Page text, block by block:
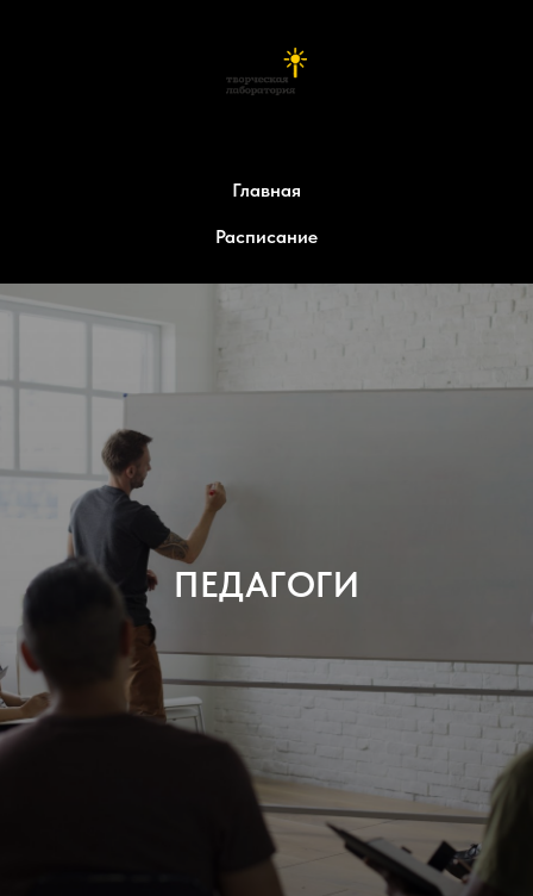
Главная
Расписание
ПЕДАГОГИ